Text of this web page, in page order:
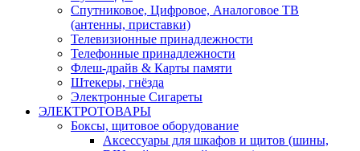
Спутниковое, Цифровое, Аналоговое ТВ
(антенны, приставки)
Телевизионные принадлежности
Телефонные принадлежности
Флеш-драйв & Карты памяти
Штекеры, гнёзда
Электронные Сигареты
ЭЛЕКТРОТОВАРЫ
Боксы, щитовое оборудование
Аксессуары для шкафов и щитов (шины,